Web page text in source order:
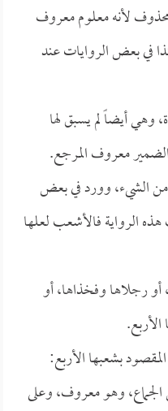
لأنه معلوم معروف
في بعض الروايات عند
وهي أيضاً لم يسبق لها
معروف المرجع.
الشيء، وورد في بعض
الرواية فالأشعب لعلها
رجلاها وفخذاها، أو
بشعبها الأربع:
وهو معروف، وعلى